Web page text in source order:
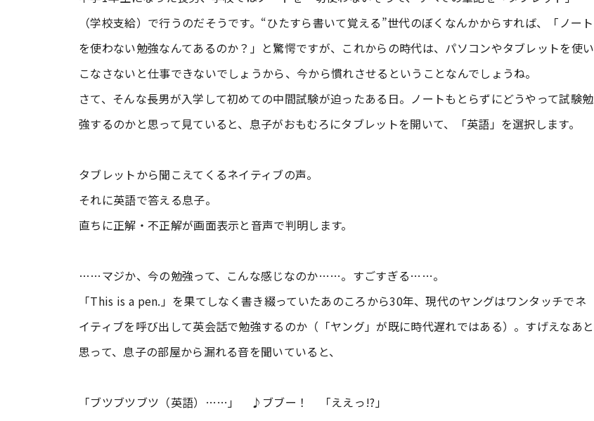
（学校支給）で行うのだそうです。“ひたすら書いて覚える”世代のぼくなんかからすれば、「ノート
を使わない勉強なんてあるのか？」と驚愕ですが、これからの時代は、パソコンやタブレットを使い
こなさないと仕事できないでしょうから、今から慣れさせるということなんでしょうね。
さて、そんな長男が入学して初めての中間試験が迫ったある日。ノートもとらずにどうやって試験勉
強するのかと思って見ていると、息子がおもむろにタブレットを開いて、「英語」を選択します。
タブレットから聞こえてくるネイティブの声。
それに英語で答える息子。
直ちに正解・不正解が画面表示と音声で判明します。
……マジか、今の勉強って、こんな感じなのか……。すごすぎる……。
「This is a pen.」を果てしなく書き綴っていたあのころから30年、現代のヤングはワンタッチでネ
イティブを呼び出して英会話で勉強するのか（「ヤング」が既に時代遅れではある）。すげえなあと
思って、息子の部屋から漏れる音を聞いていると、
「ブツブツブツ（英語）……」 ♪ブブー！ 「ええっ!?」